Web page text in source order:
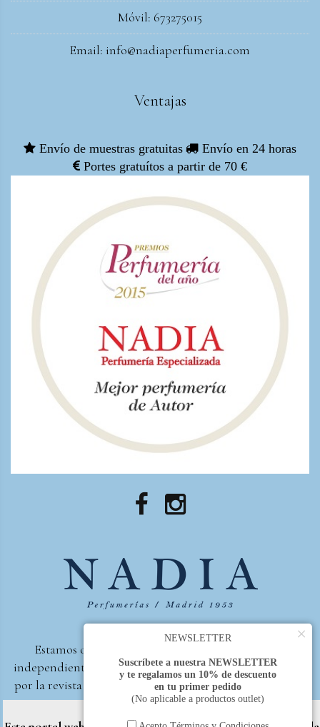
Móvil: 673275015
Email: info@nadiaperfumeria.com
Ventajas
Envío de muestras gratuitas
Envío en 24 horas
Portes gratuítos a partir de 70 €
Estamos orgullosos de ser la primera perfumería
independiente de España, en recibir el premio otorgado
por la revista Beautyproof en 2015 a la mejor perfumería
de autor.
×
NEWSLETTER
Suscríbete a nuestra NEWSLETTER
y te regalamos un 10% de descuento
en tu primer pedido
(No aplicable a productos outlet)